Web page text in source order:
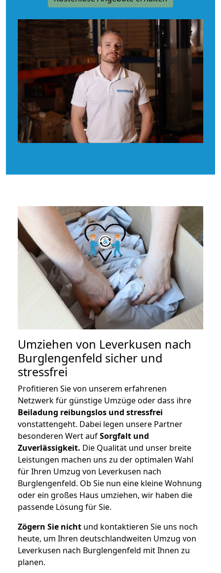
Umziehen von Leverkusen nach
Burglengenfeld sicher und
stressfrei
Profitieren Sie von unserem erfahrenen
Netzwerk für günstige Umzüge oder dass ihre
Beiladung reibungslos und stressfrei
vonstattengeht. Dabei legen unsere Partner
besonderen Wert aufSorgfalt und
Zuverlässigkeit. Die Qualität und unser breite
Leistungen machen uns zu der optimalen Wahl
für Ihren Umzug von Leverkusen nach
Burglengenfeld. Ob Sie nun eine kleine Wohnung
oder ein großes Haus umziehen, wir haben die
passende Lösung für Sie.
Zögern Sie nicht und kontaktieren Sie uns noch
heute, um Ihren deutschlandweiten Umzug von
Leverkusen nach Burglengenfeld mit Ihnen zu
planen.